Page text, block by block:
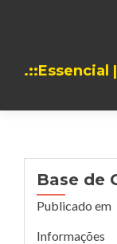
.::Essencial
Base de
Publicado em
Informações